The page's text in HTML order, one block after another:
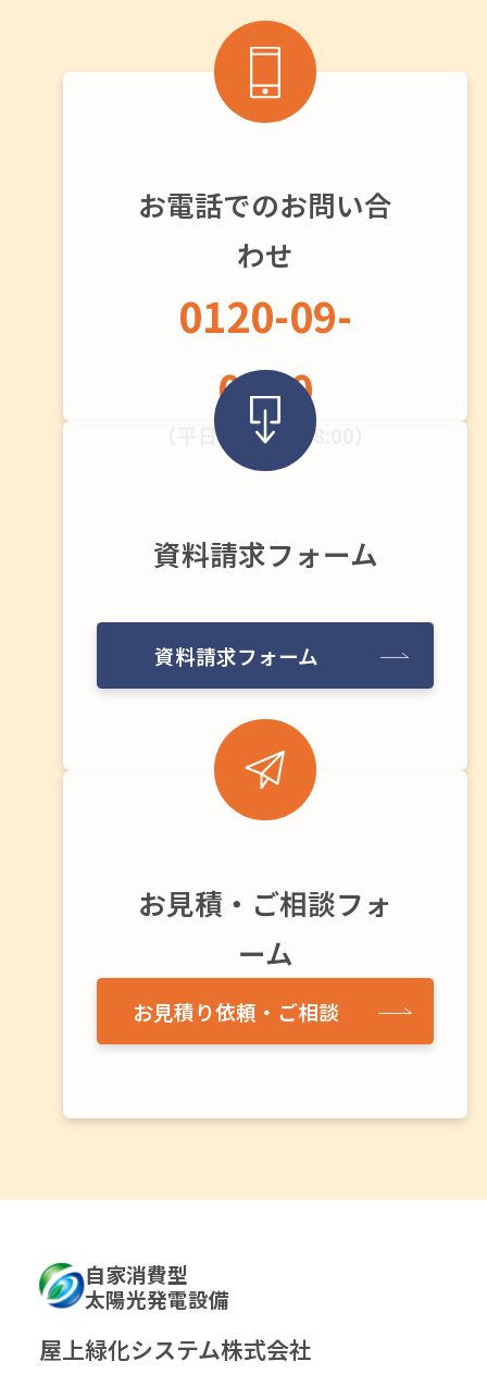
お電話でのお問い合
わせ
0120-09-
0720
（平日：9:00〜18:00）
資料請求フォーム
資料請求フォーム
お見積・ご相談フォ
ーム
お見積り依頼・ご相談
自家消費型
太陽光発電設備
屋上緑化システム株式会社